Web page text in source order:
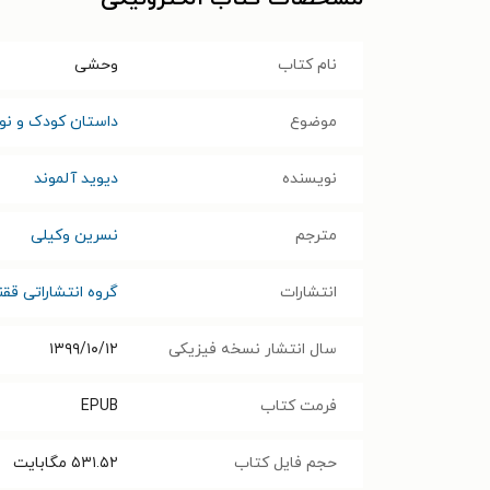
نام کتاب وحشی
موضوع داستان کودک و
نویسنده دیوید آلموند
مترجم نسرین وکیلی
انتشارات گروه انتشاراتی
سال انتشار نسخه فیزیکی ۱۳۹۹/۱۰/۱۲
فرمت کتاب EPUB
حجم فایل کتاب ۵۳۱.۵۲ مگابایت